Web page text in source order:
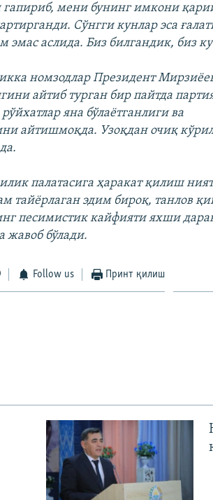
мени бунинг имкони
Сўнгги кунлар эса
эмас аслида. Биз билгандик, биз
номзодлар Президент
айтиб турган бир пайтда
яна бўлаётганлиги ва
айтишмоқда. Узоқдан очиқ
палатасига ҳаракат қилиш
тайёрлаган эдим бироқ, танлов
песимистик кайфияти яхши
жавоб бўлади.
Follow us Принт қилиш